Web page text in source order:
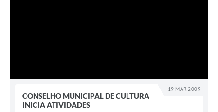
19 MAR 2009
CONSELHO MUNICIPAL DE CULTURA
INICIA ATIVIDADES